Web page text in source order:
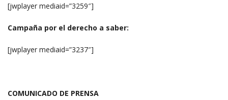
[jwplayer mediaid=”3259″]
Campaña por el derecho a saber:
[jwplayer mediaid=”3237″]
COMUNICADO DE PRENSA